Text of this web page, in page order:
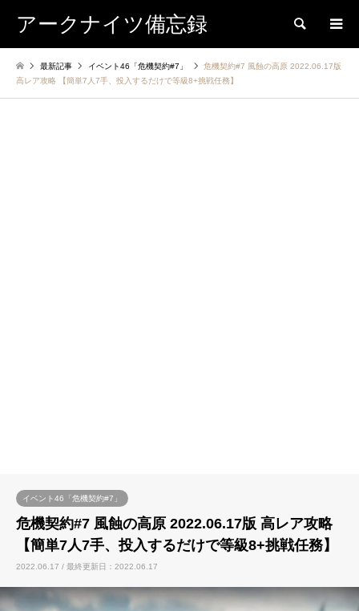
アークナイツ備忘録 検索
最新記事 イベント46「危機契約#7」
危機契約#7 風蝕の高原 2022.06.17版
高レア攻略 【簡単7人7手、投入するだけで等級8+挑戦任務】
イベント46「危機契約#7」
危機契約#7 風蝕の高原 2022.06.17版 高レア攻略
【簡単7人7手、投入するだけで等級8+挑戦任務】
2022.06.17 / 最終更新日：2022.06.17